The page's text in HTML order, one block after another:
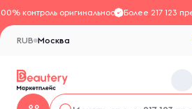
контроль оригинальностиБолее 217 123
Москва
RUB